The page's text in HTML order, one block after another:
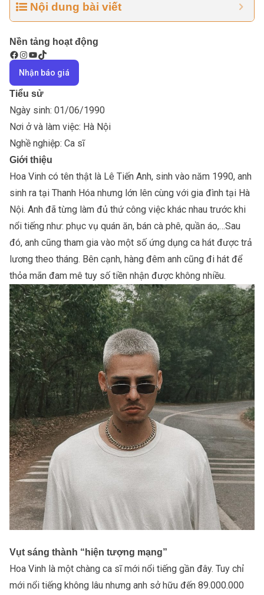
Nội dung bài viết
Nền tảng hoạt động
Nhận báo giá
Tiểu sử
Ngày sinh: 01/06/1990
Nơi ở và làm việc: Hà Nội
Nghề nghiệp: Ca sĩ
Giới thiệu
Hoa Vinh có tên thật là Lê Tiến Anh, sinh vào năm 1990, anh
sinh ra tại Thanh Hóa nhưng lớn lên cùng với gia đình tại Hà
Nội. Anh đã từng làm đủ thứ công việc khác nhau trước khi
nổi tiếng như: phục vụ quán ăn, bán cà phê, quần áo,…Sau
đó, anh cũng tham gia vào một số ứng dụng ca hát được trả
lương theo tháng. Bên cạnh, hàng đêm anh cũng đi hát để
thỏa mãn đam mê tuy số tiền nhận được không nhiều.
Vụt sáng thành “hiện tượng mạng”
Hoa Vinh là một chàng ca sĩ mới nổi tiếng gần đây. Tuy chỉ
mới nổi tiếng không lâu nhưng anh sở hữu đến 89.000.000